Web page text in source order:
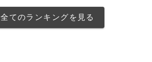
全てのランキングを見る